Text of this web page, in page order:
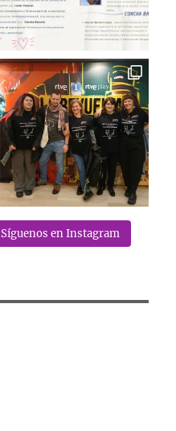
Síguenos en Instagram